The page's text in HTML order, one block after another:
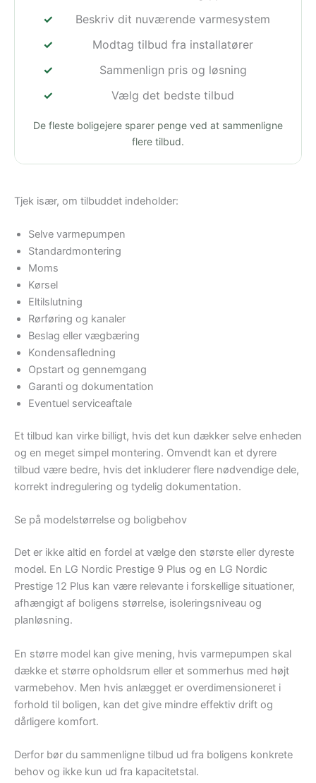
Beskriv dit nuværende varmesystem
Modtag tilbud fra installatører
Sammenlign pris og løsning
Vælg det bedste tilbud
De fleste boligejere sparer penge ved at sammenligne
flere tilbud.
Tjek især, om tilbuddet indeholder:
Selve varmepumpen
Standardmontering
Moms
Kørsel
Eltilslutning
Rørføring og kanaler
Beslag eller vægbæring
Kondensafledning
Opstart og gennemgang
Garanti og dokumentation
Eventuel serviceaftale
Et tilbud kan virke billigt, hvis det kun dækker selve enheden
og en meget simpel montering. Omvendt kan et dyrere
tilbud være bedre, hvis det inkluderer flere nødvendige dele,
korrekt indregulering og tydelig dokumentation.
Se på modelstørrelse og boligbehov
Det er ikke altid en fordel at vælge den største eller dyreste
model. En LG Nordic Prestige 9 Plus og en LG Nordic
Prestige 12 Plus kan være relevante i forskellige situationer,
afhængigt af boligens størrelse, isoleringsniveau og
planløsning.
En større model kan give mening, hvis varmepumpen skal
dække et større opholdsrum eller et sommerhus med højt
varmebehov. Men hvis anlægget er overdimensioneret i
forhold til boligen, kan det give mindre effektiv drift og
dårligere komfort.
Derfor bør du sammenligne tilbud ud fra boligens konkrete
behov og ikke kun ud fra kapacitetstal.